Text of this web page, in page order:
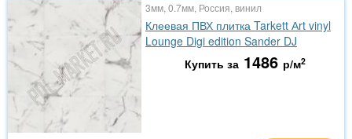
3мм, 0.7мм, Россия, винил
Клеевая ПВХ плитка Tarkett Аrt vinyl
Lounge Digi edition Sander DJ
Купить за 1486 р/м2